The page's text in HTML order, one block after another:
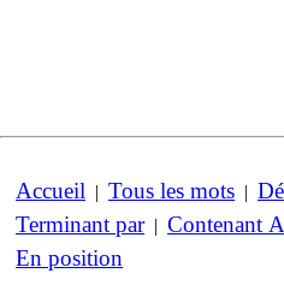
Accueil | Tous les mots |
Terminant par| Contenant
En position